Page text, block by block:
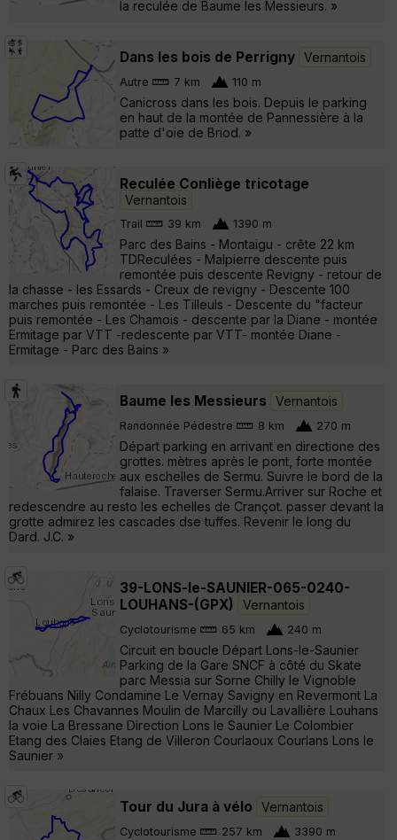
la reculée de Baume les Messieurs. »
Dans les bois de Perrigny Vernantois
Autre 7 km 110 m
Canicross dans les bois. Depuis le parking
en haut de la montée de Pannessière à la
patte d'oie de Briod. »
Reculée Conliège tricotage
Vernantois
Trail 39 km 1390 m
Parc des Bains - Montaigu - crête 22 km
TDReculées - Malpierre descente puis
remontée puis descente Revigny - retour de
la chasse - les Essards - Creux de revigny - Descente 100
marches puis remontée - Les Tilleuls - Descente du "facteur
puis remontée - Les Chamois - descente par la Diane - montée
Ermitage par VTT -redescente par VTT- montée Diane -
Ermitage - Parc des Bains »
Baume les Messieurs Vernantois
Randonnée Pédestre 8 km 270 m
Départ parking en arrivant en directione des
grottes. mètres après le pont, forte montée
aux eschelles de Sermu. Suivre le bord de la
falaise. Traverser Sermu.Arriver sur Roche et
redescendre au resto les echelles de Crançot. passer devant la
grotte admirez les cascades dse tuffes. Revenir le long du
Dard. J.C. »
39-LONS-le-SAUNIER-065-0240-
LOUHANS-(GPX)
Vernantois
Cyclotourisme 65 km 240 m
Circuit en boucle Départ Lons-le-Saunier
Parking de la Gare SNCF à côté du Skate
parc Messia sur Sorne Chilly le Vignoble
Frébuans Nilly Condamine Le Vernay Savigny en Revermont La
Chaux Les Chavannes Moulin de Marcilly ou Lavallière Louhans
la voie La Bressane Direction Lons le Saunier Le Colombier
Etang des Claies Etang de Villeron Courlaoux Courlans Lons le
Saunier »
Tour du Jura à vélo Vernantois
Cyclotourisme 257 km 3390 m